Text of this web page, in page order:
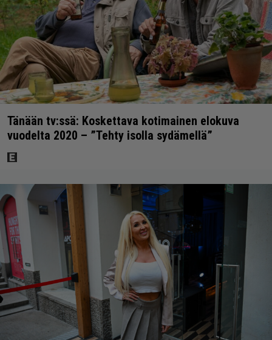
Tänään tv:ssä: Koskettava kotimainen elokuva
vuodelta 2020 – ”Tehty isolla sydämellä”